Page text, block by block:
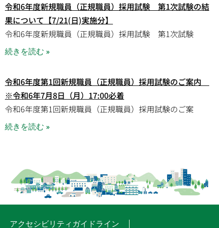
令和6年度新規職員（正規職員）採用試験 第1次試験の結
果について【7/21(日)実施分】
令和6年度新規職員（正規職員）採用試験 第1次試験
続きを読む »
令和6年度第1回新規職員（正規職員）採用試験のご案内
※令和6年7月8日（月）17:00必着
令和6年度第1回新規職員（正規職員）採用試験のご案
続きを読む »
アクセシビリティガイドライン